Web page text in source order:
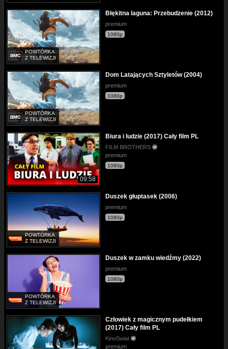
POWTÓRKA
Z TELEWIZJI
Błękitna laguna: Przebudzenie (2012)
premium
1080p
POWTÓRKA
Z TELEWIZJI
Dom Latających Sztyletów (2004)
premium
1080p
09:58
Biura i ludzie (2017) Cały film PL
FILM BROTHERS
premium
1080p
POWTÓRKA
Z TELEWIZJI
Duszek głuptasek (2006)
premium
1080p
POWTÓRKA
Z TELEWIZJI
Duszek w zamku wiedźmy (2022)
premium
1080p
Człowiek z magicznym pudełkiem
(2017) Cały film PL
KinoSwiat
premium